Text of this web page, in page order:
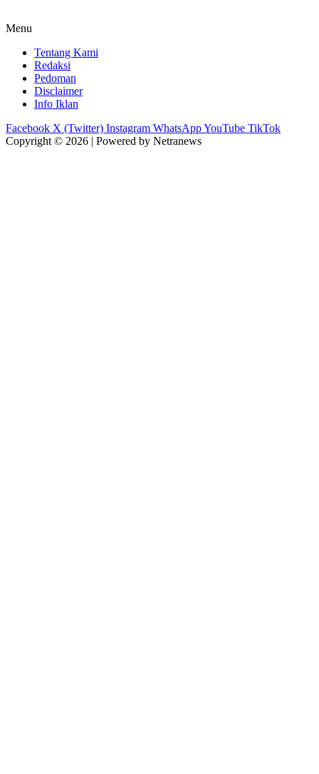
Menu
Tentang Kami
Redaksi
Pedoman
Disclaimer
Info Iklan
Facebook X (Twitter) Instagram WhatsAppYouTube TikTok
Copyright © 2026 | Powered by Netranews